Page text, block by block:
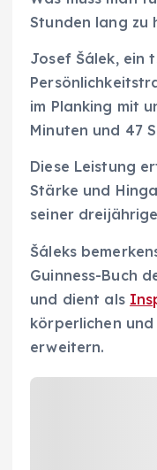
Stunden lang zu
Josef Šálek, ein
im Planking mit
Minuten und 47
Diese Leistung
Stärke und
seiner
Šáleks
Guinness-Buch
und dient als
körperlichen und
erweitern.